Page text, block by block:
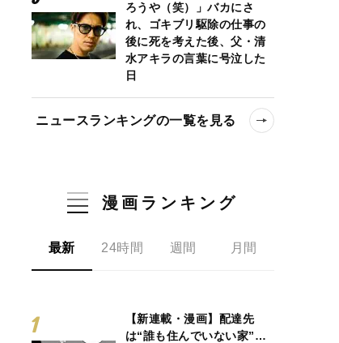
ろうや（笑）」バカにさ
れ、ゴキブリ駆除の仕事の
後に死を考えた後、父・清
水アキラの言葉に号泣した
日
ニュースランキングの一覧を見る
漫画ランキング
最新 24時間 週間 月間
【新連載・漫画】配達先
は“誰も住んでいない家”…